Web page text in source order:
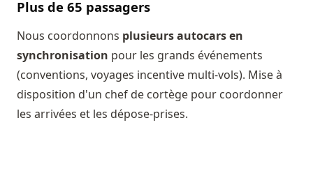
Plus de 65 passagers
Nous coordonnons plusieurs autocars en
synchronisation pour les grands événements
(conventions, voyages incentive multi-vols). Mise à
disposition d'un chef de cortège pour coordonner
les arrivées et les dépose-prises.